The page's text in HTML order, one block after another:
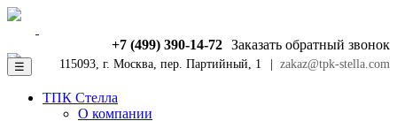
Заказать обратный звонок
+7 (499) 390-14-72
zakaz@tpk-stella.com
115093, г. Москва, пер. Партийный, 1
☰
ТПК Стелла
О компании